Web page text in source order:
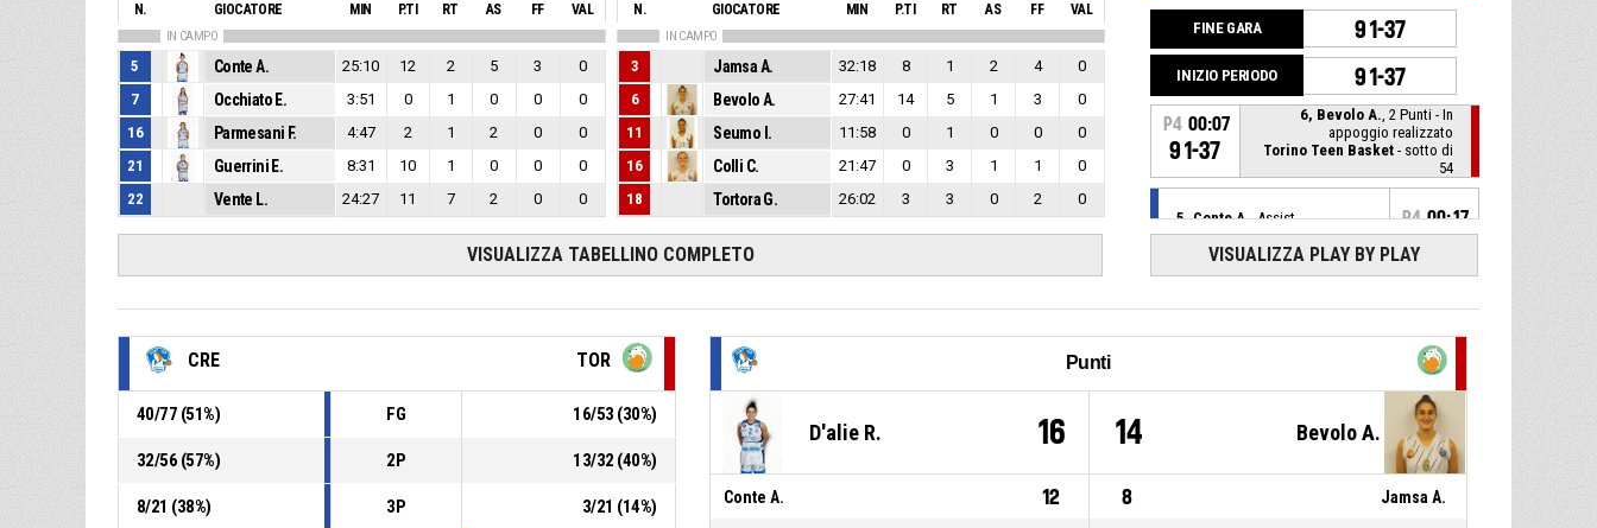
N. GIOCATORE MIN P.TI RT AS FF VAL
IN CAMPO
5 Conte A. 25:10 12 2 5 3
0
7
Occhiato E. 3:51 0 1 0 0
0
16
Parmesani F. 4:47 2 1 2 0
0
21
Guerrini E. 8:31 10 1 0 0
0
22
Vente L. 24:27 11 7 2 0 0
N. GIOCATORE MIN P.TI RT AS FF VAL
IN CAMPO
3 Jamsa A. 32:18 8 1 2 4
0
6
Bevolo A. 27:41 14 5 1 3
0
11
Seumo I. 11:58 0 1 0 0
0
16
Colli C. 21:47 0 3 1 1
0
18
Tortora G. 26:02 3 3 0 2 0
VISUALIZZA TABELLINO COMPLETO
FINE GARA 91-37
INIZIO PERIODO 91-37
P4 00:07
91-37
6, Bevolo A., 2 Punti - In
appoggio realizzato
Torino Teen Basket- sotto di
54
5, Conte A., Assist P400:17
Basket Team Crema- avanti di
P400:17
91-35
P400:22
BASKETBALL_ACTION_2PT_TURNAROUNDJUMPSHOT
6, Bevolo A., Rimbalzo
VISUALIZZA PLAY BY PLAY
CRE TOR
40/77 (51%) FG 16/53 (30%)
32/56 (57%) 2P 13/32 (40%)
8/21 (38%) 3P 3/21 (14%)
Punti
D'alie R. 16 14 Bevolo A.
Conte A. 12 8 Jamsa A.